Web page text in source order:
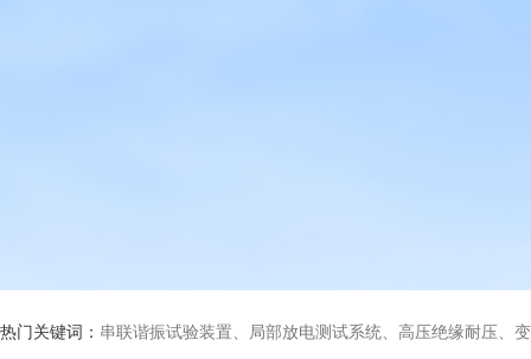
热门关键词： 串联谐振试验装置、局部放电测试系统、高压绝缘耐压、变